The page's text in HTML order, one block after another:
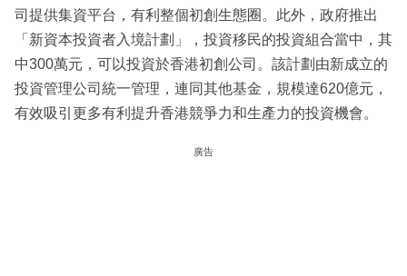
司提供集資平台，有利整個初創生態圈。此外，政府推出
「新資本投資者入境計劃」，投資移民的投資組合當中，其
中300萬元，可以投資於香港初創公司。該計劃由新成立的
投資管理公司統一管理，連同其他基金，規模達620億元，
有效吸引更多有利提升香港競爭力和生產力的投資機會。
廣告